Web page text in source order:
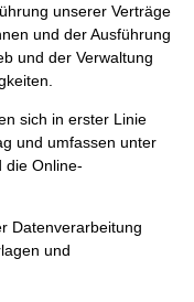
unserer Verträge
und der Ausführung
und der Verwaltung
sich in erster Linie
und umfassen unter
die Online-
Datenverarbeitung
und